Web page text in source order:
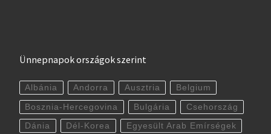
Ünnepnapok országok szerint
Albánia Andorra Ausztria Belgium
Bosznia-Hercegovina Bulgária Csehország
Dánia Dél-Korea Egyesült Arab Emírségek